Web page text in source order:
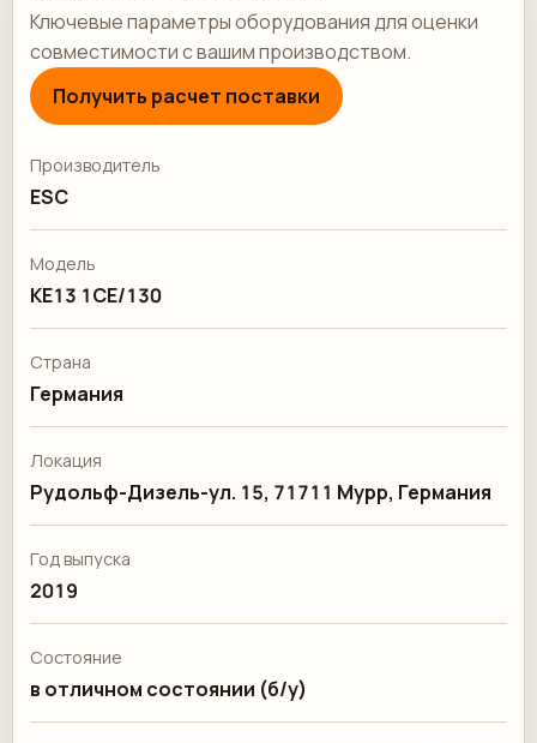
Ключевые параметры оборудования для оценки
совместимости с вашим производством.
Получить расчет поставки
Производитель
ESC
Модель
KE13 1CE/130
Страна
Германия
Локация
Рудольф-Дизель-ул. 15, 71711 Мурр, Германия
Год выпуска
2019
Состояние
в отличном состоянии (б/у)